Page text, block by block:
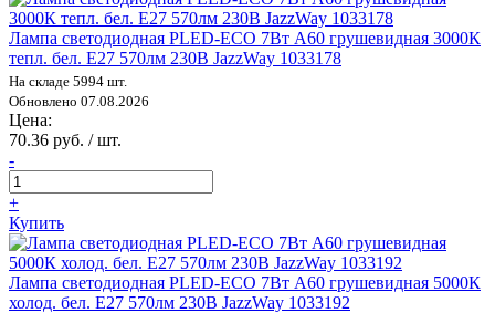
Лампа светодиодная PLED-ECO 7Вт A60 грушевидная 3000К
тепл. бел. E27 570лм 230В JazzWay 1033178
На складе 5994 шт.
Обновлено 07.08.2026
Цена:
70.36 руб. / шт.
-
+
Купить
Лампа светодиодная PLED-ECO 7Вт A60 грушевидная 5000К
холод. бел. E27 570лм 230В JazzWay 1033192